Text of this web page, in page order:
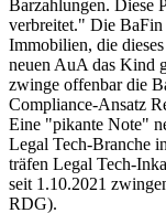
Barzahlungen. Diese
verbreitet." Die BaFin
Immobilien, die
neuen AuA das Kind
zwinge offenbar die
Compliance-Ansatz
Eine "pikante Note"
Legal Tech-Branche
träfen Legal Tech-
seit 1.10.2021
RDG).